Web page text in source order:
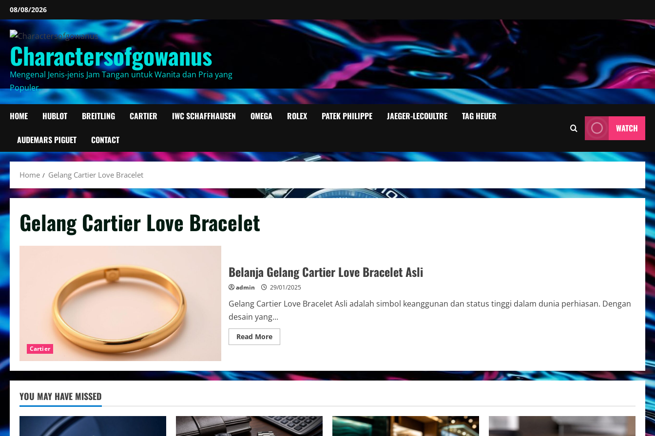
Skip
to
content
08/08/2026
Charactersofgowanus
Mengenal Jenis-jenis Jam Tangan untuk Wanita dan Pria yang
Populer.
HOME HUBLOT BREITLING CARTIER IWC SCHAFFHAUSEN OMEGA ROLEX PATEK PHILIPPE JAEGER-LECOULTRE TAG HEUER
AUDEMARS PIGUET CONTACT
WATCH
Home Gelang Cartier Love Bracelet
Gelang Cartier Love Bracelet
Cartier
Belanja Gelang Cartier Love Bracelet Asli
admin 29/01/2025
Gelang Cartier Love Bracelet Asli adalah simbol keanggunan dan status tinggi dalam dunia perhiasan. Dengan
desain yang...
Read MoreRead
more
Cartier
Love
YOU MAY HAVE MISSED